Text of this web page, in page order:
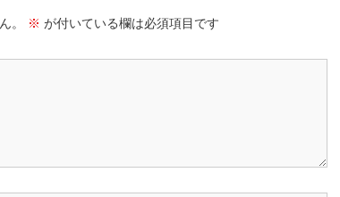
。 ※ が付いている欄は必須項目です